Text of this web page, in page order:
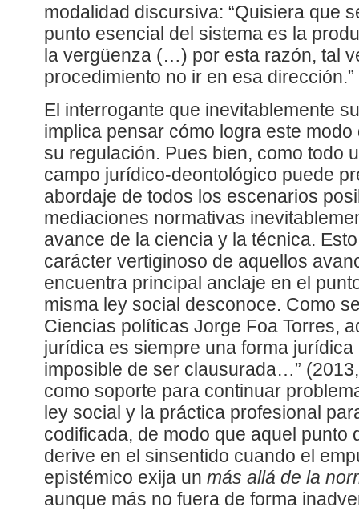
modalidad discursiva: “Quisiera que
punto esencial del sistema es la
la vergüenza (…) por esta razón, tal
procedimiento no ir en esa
El interrogante que inevitablemente
implica pensar cómo logra este
su regulación. Pues bien, como todo
campo jurídico-deontológico puede
abordaje de todos los escenarios
mediaciones normativas
avance de la ciencia y la técnica.
carácter vertiginoso de aquellos
encuentra principal anclaje en el
misma ley social desconoce. Como
Ciencias políticas Jorge Foa Torres,
jurídica es siempre una forma
imposible de ser clausurada…”
como soporte para continuar
ley social y la práctica profesional
codificada, de modo que aquel punto
derive en el sinsentido cuando el
epistémico exija un más allá de la
aunque más no fuera de forma